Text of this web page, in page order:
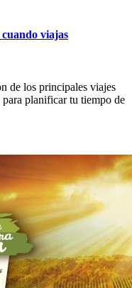
viajas
de los principales viajes
planificar tu tiempo de